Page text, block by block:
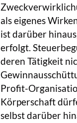
als eigenes
ist darüber
erfolgt.
deren Tätigkeit
Profit-
Körperschaft
selbst darüber